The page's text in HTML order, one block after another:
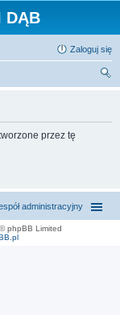
DĄB
Zaloguj się
przez tę
administracyjny
phpBB Limited